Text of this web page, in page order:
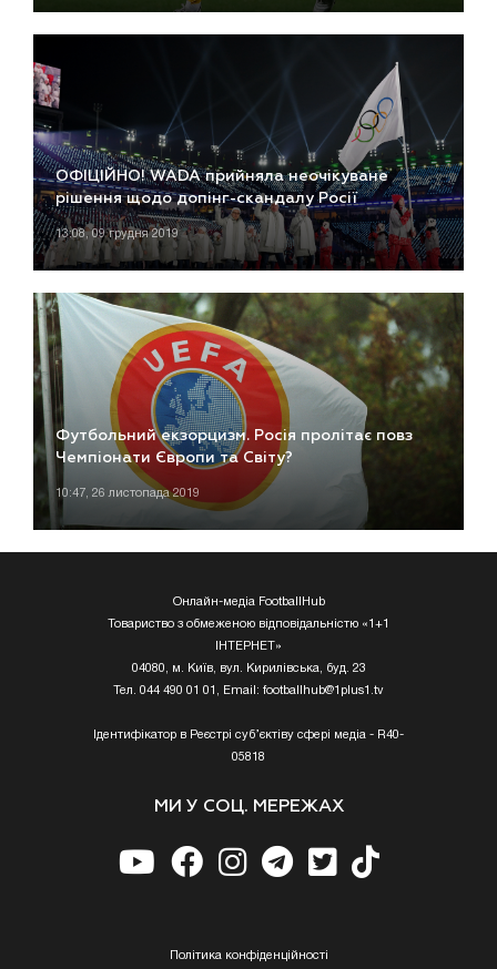
ОФІЦІЙНО! WADA прийняла неочікуване
рішення щодо допінг-скандалу Росії
13:08, 09 грудня 2019
Футбольний екзорцизм. Росія пролітає повз
Чемпіонати Європи та Світу?
10:47, 26 листопада 2019
Онлайн-медіа FootballHub
Товариство з обмеженою відповідальністю «1+1
ІНТЕРНЕТ»
04080, м. Київ, вул. Кирилівська, буд. 23
Тел. 044 490 01 01, Email: footballhub@1plus1.tv
Ідентифікатор в Реєстрі суб’єктіву сфері медіа - R40-
05818
МИ У СОЦ. МЕРЕЖАХ
Полiтика конфiденцiйностi